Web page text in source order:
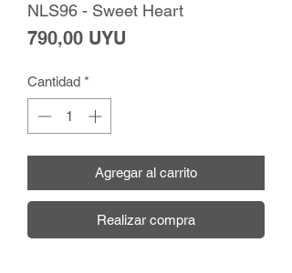
NLS96 - Sweet Heart
790,00 UYU
Cantidad *
Agregar al carrito
Realizar compra